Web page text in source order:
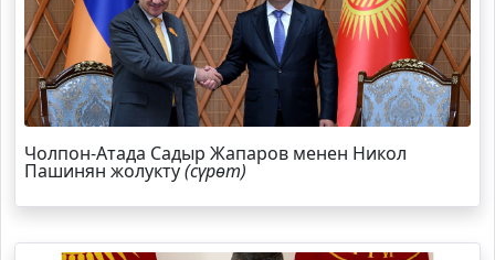
Чолпон-Атада Садыр Жапаров менен Никол
Пашинян жолукту(сүрөт)